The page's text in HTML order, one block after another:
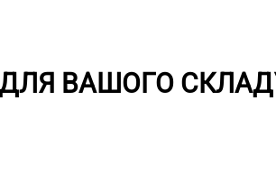
ВАШОГО